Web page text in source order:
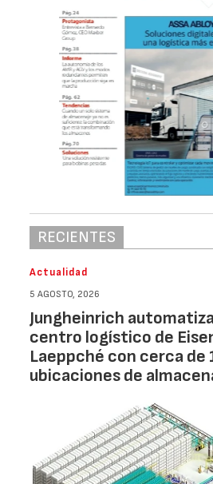
RECIENTES
Actualidad
5 AGOSTO, 2026
Jungheinrich
centro logístico de
Laeppché con cerca de
ubicaciones de